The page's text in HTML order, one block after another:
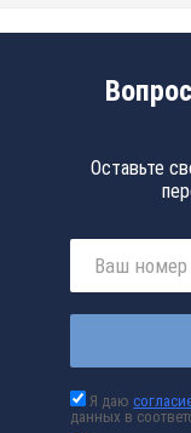
Оставьте
Я даю
данных в